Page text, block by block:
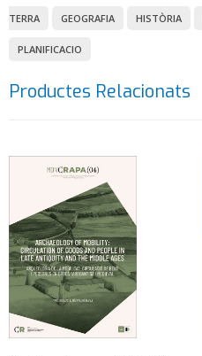
TERRA GEOGRAFIA HISTÒRIA
PLANIFICACIO
Productes Relacionats